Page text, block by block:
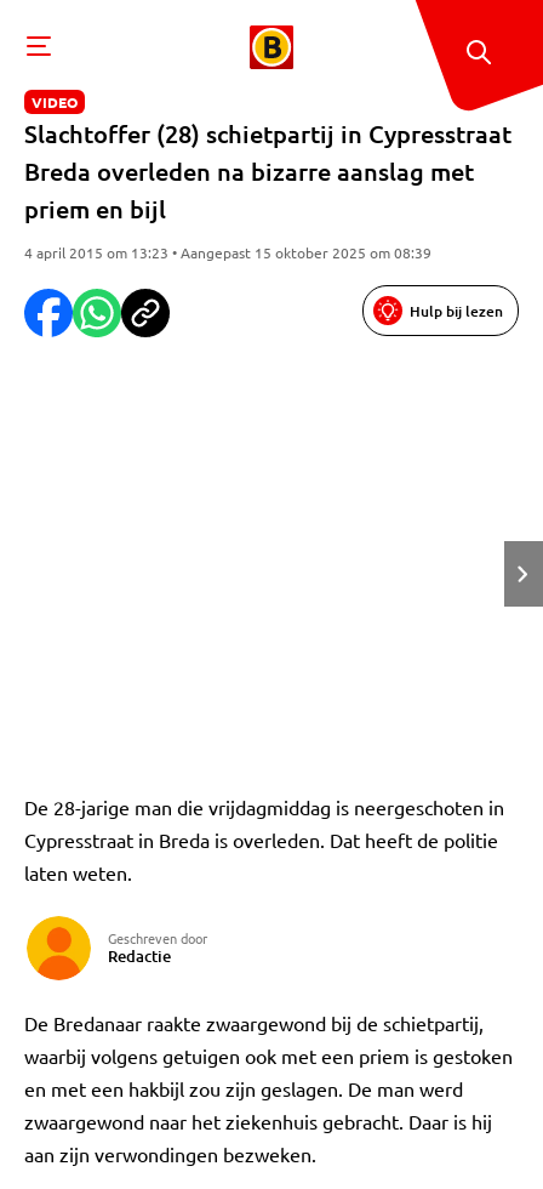
VIDEO
Slachtoffer (28) schietpartij in Cypresstraat
Breda overleden na bizarre aanslag met
priem en bijl
4 april 2015 om 13:23 • Aangepast 15 oktober 2025 om 08:39
Hulp bij lezen
De 28-jarige man die vrijdagmiddag is neergeschoten in
Cypresstraat in Breda is overleden. Dat heeft de politie
laten weten.
Geschreven door
Redactie
De Bredanaar raakte zwaargewond bij de schietpartij,
waarbij volgens getuigen ook met een priem is gestoken
en met een hakbijl zou zijn geslagen. De man werd
zwaargewond naar het ziekenhuis gebracht. Daar is hij
aan zijn verwondingen bezweken.